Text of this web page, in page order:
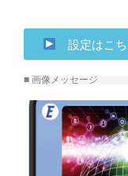
設定はこち
■ 画像メッセージ